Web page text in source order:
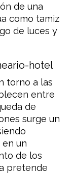
de una
como tamiz
de luces y
hotel
torno a las
entre
de
surge un
un
de los
pretende